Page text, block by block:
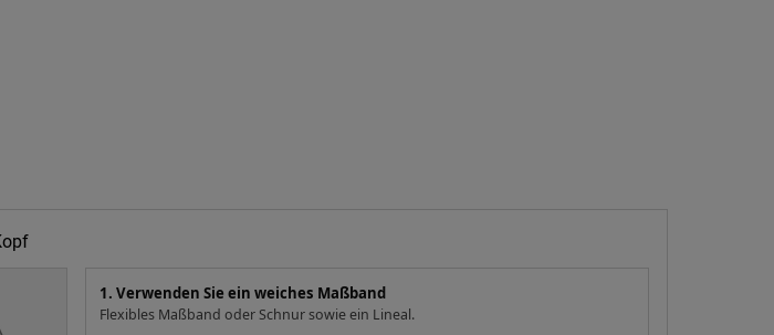
1. Verwenden Sie ein weiches Maßband
Flexibles Maßband oder Schnur sowie ein Lineal.